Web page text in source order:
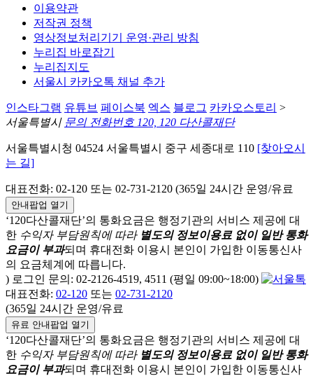
이용약관
저작권 정책
영상정보처리기기 운영·관리 방침
누리집 바로잡기
누리집지도
서울시 카카오톡 채널 추가
인스타그램 유튜브 페이스북 엑스 블로그 카카오스토리 >
서울특별시 문의 전화번호 120, 120 다산콜재단
서울특별시청 04524 서울특별시 중구 세종대로 110 [찾아오시
는 길]
대표전화: 02-120 또는 02-731-2120 (365일 24시간 운영/유료
안내팝업 열기
‘120다산콜재단’의 통화요금은 행정기관의 서비스 제공에 대
한 수익자 부담원칙에 따라 별도의 정보이용료 없이 일반 통화
요금이 부과되며 휴대전화 이용시 본인이 가입한 이동통신사
의 요금체계에 따릅니다.
) 로그인 문의: 02-2126-4519, 4511 (평일 09:00~18:00)
대표전화: 02-120 또는 02-731-2120
(365일 24시간 운영/유료
유료 안내팝업 열기
‘120다산콜재단’의 통화요금은 행정기관의 서비스 제공에 대
한 수익자 부담원칙에 따라 별도의 정보이용료 없이 일반 통화
요금이 부과되며 휴대전화 이용시 본인이 가입한 이동통신사